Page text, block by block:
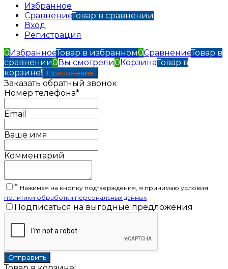
Избранное
СравнениеТовар в сравнении
Вход
Регистрация
0ИзбранноеТовар в избранном0СравнениеТовар в
сравнении0Вы смотрели0КорзинаТовар в
корзине!
Приложение
Заказать обратный звонок
Номер телефона*
Email
Ваше имя
Комментарий
* Нажимая на кнопку подтверждения, я принимаю условия
политики обработки персональных данных
Подписаться на выгодные предложения